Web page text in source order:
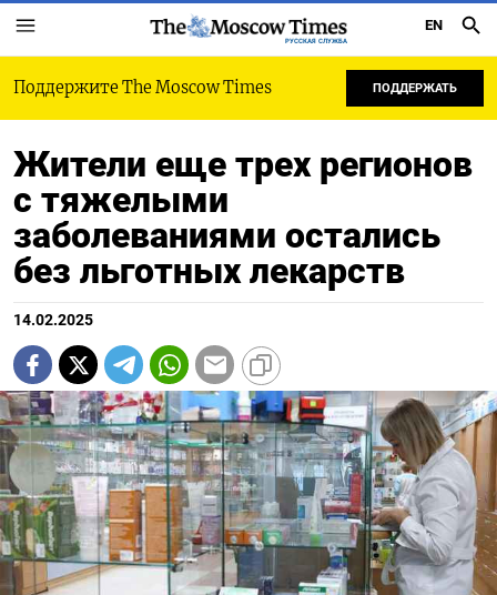
РУССКАЯ СЛУЖБА
EN
Поддержите The Moscow Times ПОДДЕРЖАТЬ
Жители еще трех регионов
с тяжелыми
заболеваниями остались
без льготных лекарств
14.02.2025